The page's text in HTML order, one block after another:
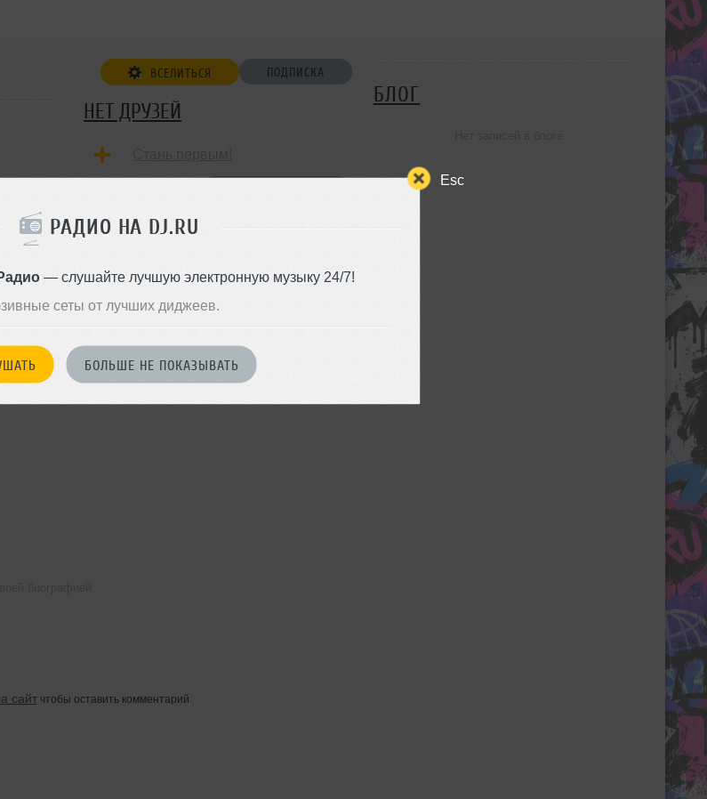
Esc
РАДИО НА DJ.RU
— слушайте лучшую электронную музыку 24/7!
сеты от лучших диджеев.
БОЛЬШЕ НЕ ПОКАЗЫВАТЬ
ПОДПИСКА
ВСЕЛИТЬСЯ
НЕТ ДРУЗЕЙ
сайтчтобы оставить комментарий
БЛОГ